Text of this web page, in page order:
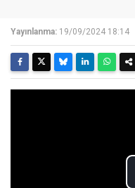
Yayınlanma: 19/09/2024 18:14